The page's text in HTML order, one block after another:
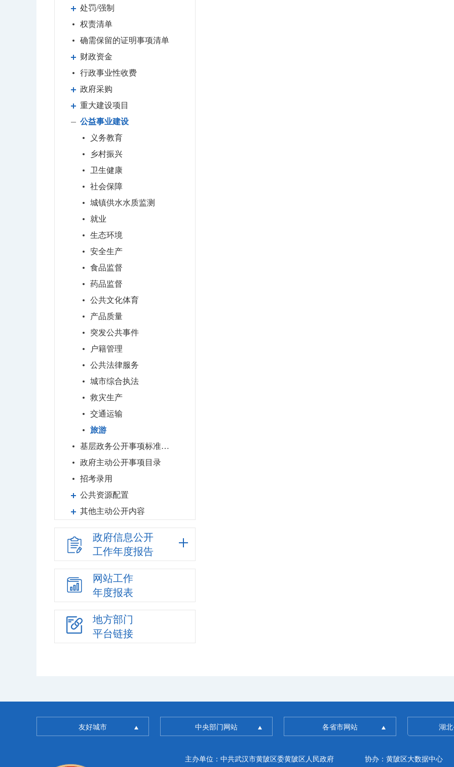
处罚/强制
权责清单
确需保留的证明事项清单
财政资金
行政事业性收费
政府采购
重大建设项目
公益事业建设
义务教育
乡村振兴
卫生健康
社会保障
城镇供水水质监测
就业
生态环境
安全生产
食品监督
药品监督
公共文化体育
产品质量
突发公共事件
户籍管理
公共法律服务
城市综合执法
救灾生产
交通运输
旅游
基层政务公开事项标准目录
政府主动公开事项目录
招考录用
公共资源配置
其他主动公开内容
政府信息公开
工作年度报告
网站工作
年度报表
地方部门
平台链接
友好城市 中央部门网站 各省市网站 湖
主办单位：中共武汉市黄陂区委黄陂区人民政府 协办：黄陂区大数据中心